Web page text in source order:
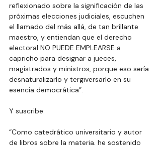
reflexionado sobre la significación de las
próximas elecciones judiciales, escuchen
el llamado del más allá, de tan brillante
maestro, y entiendan que el derecho
electoral NO PUEDE EMPLEARSE a
capricho para designar a jueces,
magistrados y ministros, porque eso sería
desnaturalizarlo y tergiversarlo en su
esencia democrática”.
Y suscribe:
“Como catedrático universitario y autor
de libros sobre la materia, he sostenido